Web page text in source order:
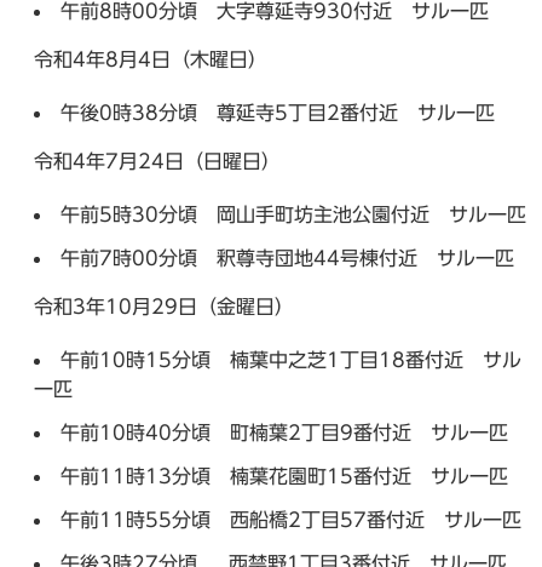
午前8時00分頃 大字尊延寺930付近 サル一匹
令和4年8月4日（木曜日）
午後0時38分頃 尊延寺5丁目2番付近 サル一匹
令和4年7月24日（日曜日）
午前5時30分頃 岡山手町坊主池公園付近 サル一匹
午前7時00分頃 釈尊寺団地44号棟付近 サル一匹
令和3年10月29日（金曜日）
午前10時15分頃 楠葉中之芝1丁目18番付近 サル
一匹
午前10時40分頃 町楠葉2丁目9番付近 サル一匹
午前11時13分頃 楠葉花園町15番付近 サル一匹
午前11時55分頃 西船橋2丁目57番付近 サル一匹